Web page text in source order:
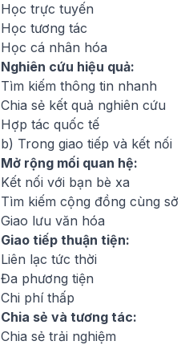
Học trực tuyến
Học tương tác
Học cá nhân hóa
Nghiên cứu hiệu quả:
Tìm kiếm thông tin nhanh
Chia sẻ kết quả nghiên cứu
Hợp tác quốc tế
b) Trong giao tiếp và kết nối
Mở rộng mối quan hệ:
Kết nối với bạn bè xa
Tìm kiếm cộng đồng cùng
Giao lưu văn hóa
Giao tiếp thuận tiện:
Liên lạc tức thời
Đa phương tiện
Chi phí thấp
Chia sẻ và tương tác:
Chia sẻ trải nghiệm